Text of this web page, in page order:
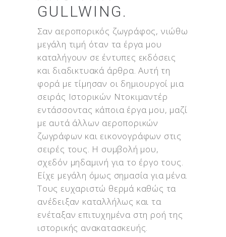
GULLWING.
Σαν αεροπορικός ζωγράφος, νιώθω
μεγάλη τιμή όταν τα έργα μου
καταλήγουν σε έντυπες εκδόσεις
και διαδικτυακά άρθρα. Αυτή τη
φορά με τίμησαν οι δημιουργοί μια
σειράς Ιστορικών Ντοκιμαντέρ
εντάσσοντας κάποια έργα μου, μαζί
με αυτά άλλων αεροπορικών
ζωγράφων και εικονογράφων στις
σειρές τους. Η συμβολή μου,
σχεδόν μηδαμινή για το έργο τους.
Είχε μεγάλη όμως σημασία για μένα.
Τους ευχαριστώ θερμά καθώς τα
ανέδειξαν καταλλήλως και τα
ενέταξαν επιτυχημένα στη ροή της
ιστορικής ανακατασκευής.